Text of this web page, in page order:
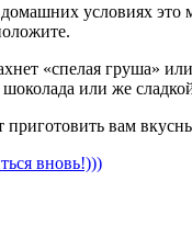
условиях это
«спелая груша»
или же
вам
вновь!)))